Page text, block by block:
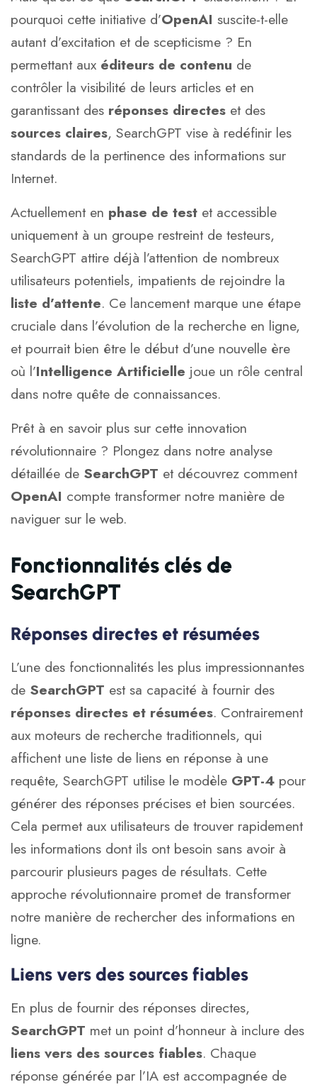
pourquoi cette initiative d’OpenAI suscite-t-elle
autant d’excitation et de scepticisme ? En
permettant aux éditeurs de contenu de
contrôler la visibilité de leurs articles et en
garantissant des réponses directes et des
sources claires, SearchGPT vise à redéfinir les
standards de la pertinence des informations sur
Internet.
Actuellement en phase de test et accessible
uniquement à un groupe restreint de testeurs,
SearchGPT attire déjà l’attention de nombreux
utilisateurs potentiels, impatients de rejoindre la
liste d’attente. Ce lancement marque une étape
cruciale dans l’évolution de la recherche en ligne,
et pourrait bien être le début d’une nouvelle ère
où l’Intelligence Artificielle joue un rôle central
dans notre quête de connaissances.
Prêt à en savoir plus sur cette innovation
révolutionnaire ? Plongez dans notre analyse
détaillée de SearchGPT et découvrez comment
OpenAI compte transformer notre manière de
naviguer sur le web.
Fonctionnalités clés de
SearchGPT
Réponses directes et résumées
L’une des fonctionnalités les plus impressionnantes
de SearchGPT est sa capacité à fournir des
réponses directes et résumées. Contrairement
aux moteurs de recherche traditionnels, qui
affichent une liste de liens en réponse à une
requête, SearchGPT utilise le modèle GPT-4 pour
générer des réponses précises et bien sourcées.
Cela permet aux utilisateurs de trouver rapidement
les informations dont ils ont besoin sans avoir à
parcourir plusieurs pages de résultats. Cette
approche révolutionnaire promet de transformer
notre manière de rechercher des informations en
ligne.
Liens vers des sources fiables
En plus de fournir des réponses directes,
SearchGPT met un point d’honneur à inclure des
liens vers des sources fiables. Chaque
réponse générée par l’IA est accompagnée de